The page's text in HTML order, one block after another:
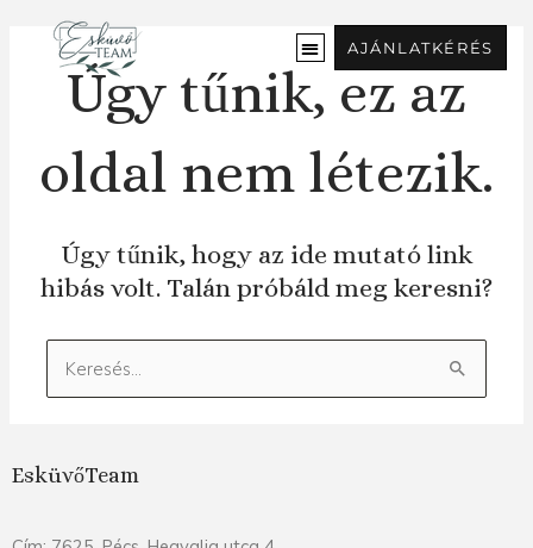
tartalomra
AJÁNLATKÉRÉS
Úgy tűnik, ez az
oldal nem létezik.
Úgy tűnik, hogy az ide mutató link
hibás volt. Talán próbáld meg keresni?
Keresés:
EsküvőTeam